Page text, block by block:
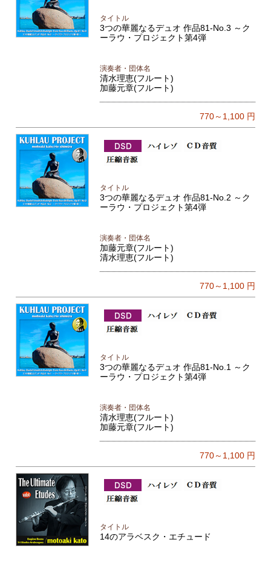
タイトル
3つの華麗なるデュオ 作品81-No.3 ～ク
ーラウ・プロジェクト第4弾
演奏者・団体名
清水理恵(フルート)
加藤元章(フルート)
770～1,100円
タイトル
3つの華麗なるデュオ 作品81-No.2 ～ク
ーラウ・プロジェクト第4弾
演奏者・団体名
加藤元章(フルート)
清水理恵(フルート)
770～1,100円
タイトル
3つの華麗なるデュオ 作品81-No.1 ～ク
ーラウ・プロジェクト第4弾
演奏者・団体名
清水理恵(フルート)
加藤元章(フルート)
770～1,100円
タイトル
14のアラベスク・エチュード